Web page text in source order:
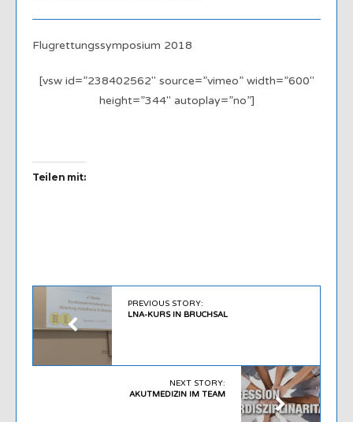
Flugrettungssymposium 2018
[vsw id=”238402562″ source=”vimeo” width=”600″
height=”344″ autoplay=”no”]
Teilen mit:
PREVIOUS STORY:
LNA-KURS IN BRUCHSAL
NEXT STORY:
AKUTMEDIZIN IM TEAM